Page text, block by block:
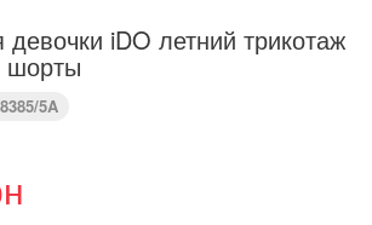
iDO летний трикотаж
шорты
5A